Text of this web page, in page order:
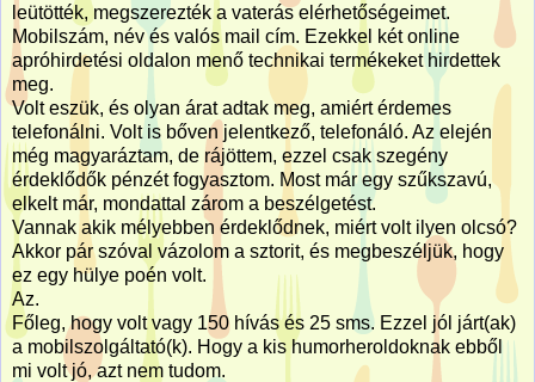
leütötték, megszerezték a vaterás elérhetőségeimet.
Mobilszám, név és valós mail cím. Ezekkel két online
apróhirdetési oldalon menő technikai termékeket hirdettek
meg.
Volt eszük, és olyan árat adtak meg, amiért érdemes
telefonálni. Volt is bőven jelentkező, telefonáló. Az elején
még magyaráztam, de rájöttem, ezzel csak szegény
érdeklődők pénzét fogyasztom. Most már egy szűkszavú,
elkelt már, mondattal zárom a beszélgetést.
Vannak akik mélyebben érdeklődnek, miért volt ilyen olcsó?
Akkor pár szóval vázolom a sztorit, és megbeszéljük, hogy
ez egy hülye poén volt.
Az.
Főleg, hogy volt vagy 150 hívás és 25 sms. Ezzel jól járt(ak)
a mobilszolgáltató(k). Hogy a kis humorheroldoknak ebből
mi volt jó, azt nem tudom.